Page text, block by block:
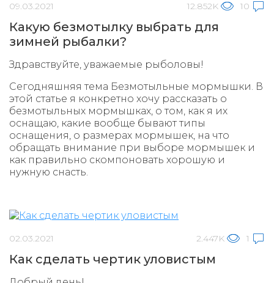
09.03.2021 12.852K 10
Какую безмотылку выбрать для
зимней рыбалки?
Здравствуйте, уважаемые рыболовы!
Сегодняшняя тема Безмотыльные мормышки. В
этой статье я конкретно хочу рассказать о
безмотыльных мормышках, о том, как я их
оснащаю, какие вообще бывают типы
оснащения, о размерах мормышек, на что
обращать внимание при выборе мормышек и
как правильно скомпоновать хорошую и
нужную снасть.
02.03.2021 2.447K 1
Как сделать чертик уловистым